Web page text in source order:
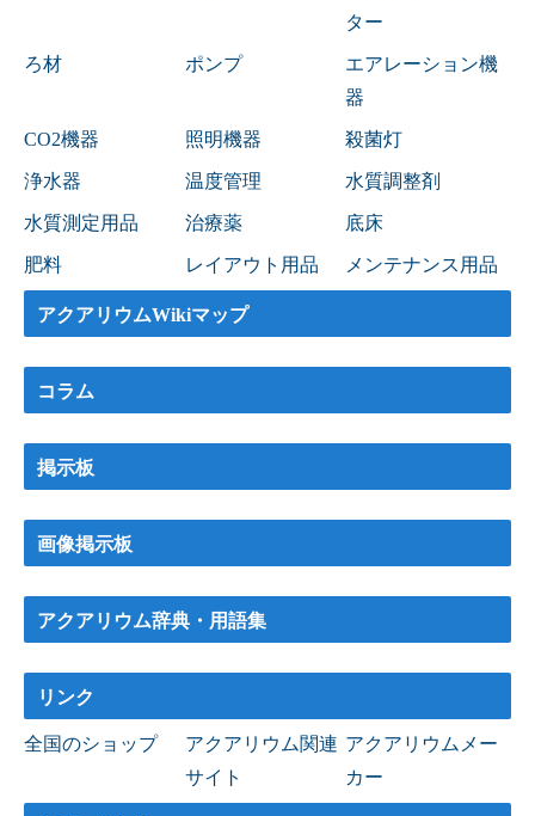
ター
ろ材 ポンプ
エアレーション機
器
CO2機器 照明機器 殺菌灯
浄水器 温度管理 水質調整剤
水質測定用品 治療薬 底床
肥料 レイアウト用品 メンテナンス用品
アクアリウムWikiマップ
コラム
掲示板
画像掲示板
アクアリウム辞典・用語集
リンク
全国のショップ
アクアリウム関連
サイト
アクアリウムメー
カー